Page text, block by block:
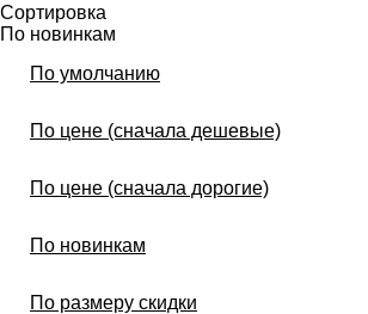
Сортировка
По новинкам
По умолчанию
По цене (сначала дешевые)
По цене (сначала дорогие)
По новинкам
По размеру скидки